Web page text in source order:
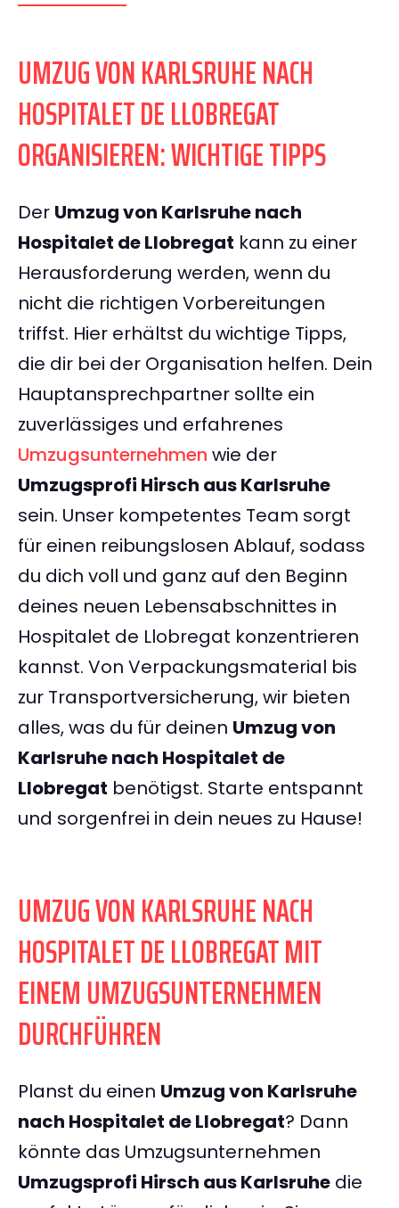
UMZUG VON KARLSRUHE NACH
HOSPITALET DE LLOBREGAT
ORGANISIEREN: WICHTIGE TIPPS
Der Umzug von Karlsruhe nach
Hospitalet de Llobregat kann zu einer
Herausforderung werden, wenn du
nicht die richtigen Vorbereitungen
triffst. Hier erhältst du wichtige Tipps,
die dir bei der Organisation helfen. Dein
Hauptansprechpartner sollte ein
zuverlässiges und erfahrenes
Umzugsunternehmen wie der
Umzugsprofi Hirsch aus Karlsruhe
sein. Unser kompetentes Team sorgt
für einen reibungslosen Ablauf, sodass
du dich voll und ganz auf den Beginn
deines neuen Lebensabschnittes in
Hospitalet de Llobregat konzentrieren
kannst. Von Verpackungsmaterial bis
zur Transportversicherung, wir bieten
alles, was du für deinen Umzug von
Karlsruhe nach Hospitalet de
Llobregat benötigst. Starte entspannt
und sorgenfrei in dein neues zu Hause!
UMZUG VON KARLSRUHE NACH
HOSPITALET DE LLOBREGAT MIT
EINEM UMZUGSUNTERNEHMEN
DURCHFÜHREN
Planst du einen Umzug von Karlsruhe
nach Hospitalet de Llobregat? Dann
könnte das Umzugsunternehmen
Umzugsprofi Hirsch aus Karlsruhe die